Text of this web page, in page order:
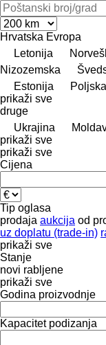
Hrvatska Evropa
Letonija
Nizozemska
Estonija
Poljska
prikaži sve
druge
Ukrajina
prikaži sve
prikaži sve
Cijena
Tip oglasa
prodaja aukcija od
uz doplatu (trade-in)
prikaži sve
Stanje
novi rabljene
prikaži sve
Godina proizvodnje
Kapacitet podizanja